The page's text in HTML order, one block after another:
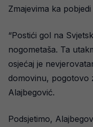
Zmajevima ka pobjedi
“Postići gol na
nogometaša. Ta
osjećaj je
domovinu, pogotovo
Alajbegović.
Podsjetimo,